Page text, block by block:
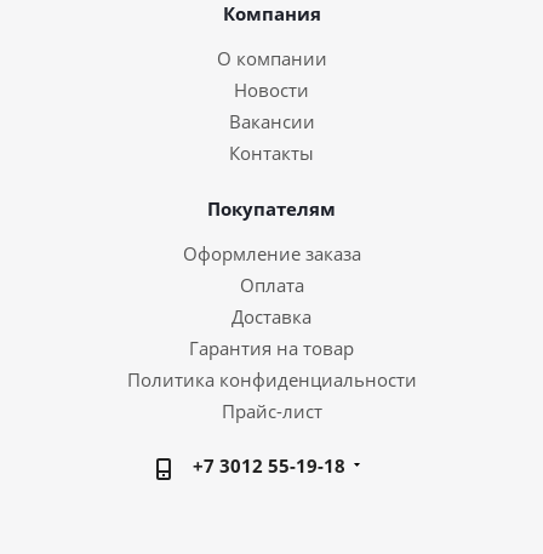
Компания
О компании
Новости
Вакансии
Контакты
Покупателям
Оформление заказа
Оплата
Доставка
Гарантия на товар
Политика конфиденциальности
Прайс-лист
+7 3012 55-19-18